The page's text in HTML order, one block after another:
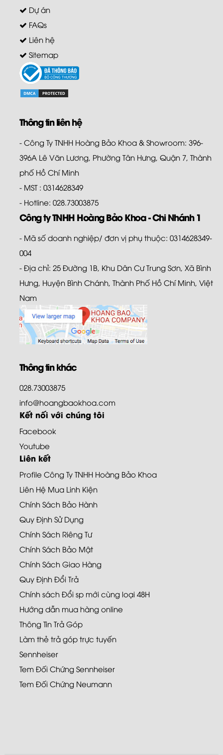
Dự án
FAQs
Liên hệ
Sitemap
Thông tin liên hệ
- Công Ty TNHH Hoàng Bảo Khoa & Showroom: 396-
396A Lê Văn Lương, Phường Tân Hưng, Quận 7, Thành
phố Hồ Chí Minh
- MST : 0314628349
- Hotline: 028.73003875
Công ty TNHH Hoàng Bảo Khoa - Chi Nhánh 1
- Mã số doanh nghiệp/ đơn vị phụ thuộc: 0314628349-
004
- Địa chỉ: 25 Đường 1B, Khu Dân Cư Trung Sơn, Xã Bình
Hưng, Huyện Bình Chánh, Thành Phố Hồ Chí Minh, Việt
Nam
Thông tin khác
028.73003875
info@hoangbaokhoa.com
Kết nối với chúng tôi
Facebook
Youtube
Liên kết
Profile Công Ty TNHH Hoàng Bảo Khoa
Liên Hệ Mua Linh Kiện
Chính Sách Bảo Hành
Quy Định Sử Dụng
Chính Sách Riêng Tư
Chính Sách Bảo Mật
Chính Sách Giao Hàng
Quy Định Đổi Trả
Chính sách Đổi sp mới cùng loại 48H
Hướng dẫn mua hàng online
Thông Tin Trả Góp
Làm thẻ trả góp trực tuyến
Sennheiser
Tem Đối Chứng Sennheiser
Tem Đối Chứng Neumann